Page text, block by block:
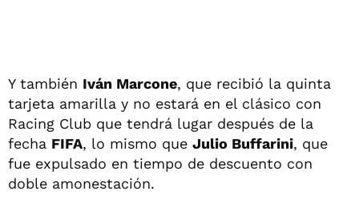
Y también Iván Marcone, que recibió la quinta
tarjeta amarilla y no estará en el clásico con
Racing Club que tendrá lugar después de la
fecha FIFA, lo mismo que Julio Buffarini, que
fue expulsado en tiempo de descuento con
doble amonestación.